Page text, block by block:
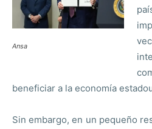
Ansa
beneficiar a la economía
Sin embargo, en un pequeño